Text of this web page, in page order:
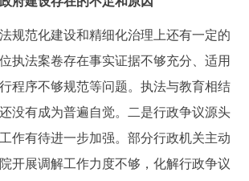
范化建设和精细化治理上还有一定的
执法案卷存在事实证据不够充分、适用
程序不够规范等问题。执法与教育相结
没有成为普遍自觉。二是行政争议源头
作有待进一步加强。部分行政机关主动
开展调解工作力度不够，化解行政争议